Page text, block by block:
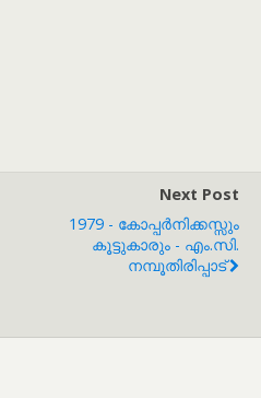
Next Post
1979 - കോപ്പർനിക്കസ്സും
കൂട്ടുകാരും - എം.സി.
നമ്പൂതിരിപ്പാട്